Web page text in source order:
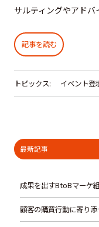
サルティングやアド
記事を読む
トピックス: イベント登
最新記事
成果を出すBtoBマーケ
顧客の購買行動に寄り